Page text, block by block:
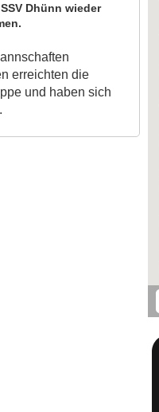
Dhünn wieder
erreichten die
und haben sich